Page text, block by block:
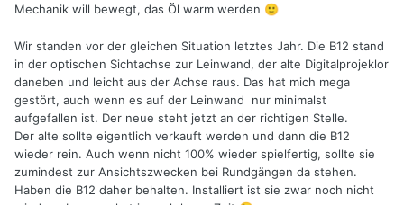
Mechanik will bewegt, das Öl warm werden 🙂
Wir standen vor der gleichen Situation letztes Jahr. Die B12 stand
in der optischen Sichtachse zur Leinwand, der alte Digitalprojeklor
daneben und leicht aus der Achse raus. Das hat mich mega
gestört, auch wenn es auf der Leinwand nur minimalst
aufgefallen ist. Der neue steht jetzt an der richtigen Stelle.
Der alte sollte eigentlich verkauft werden und dann die B12
wieder rein. Auch wenn nicht 100% wieder spielfertig, sollte sie
zumindest zur Ansichtszwecken bei Rundgängen da stehen.
Haben die B12 daher behalten. Installiert ist sie zwar noch nicht